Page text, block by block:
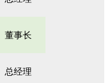
董事长
总经理